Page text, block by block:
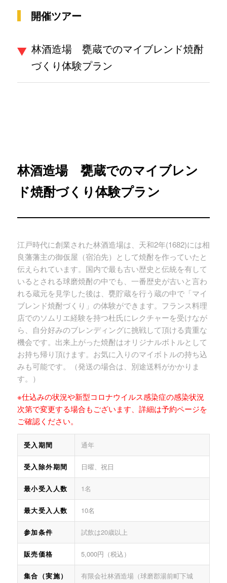
開催ツアー
林酒造場 甕蔵でのマイブレンド焼酎
づくり体験プラン
林酒造場 甕蔵でのマイブレン
ド焼酎づくり体験プラン
江戸時代に創業された林酒造場は、天和2年(1682)には相
良藩藩主の御仮屋（宿泊先）として焼酎を作っていたと
伝えられています。国内で最も古い歴史と伝統を有して
いるとされる球磨焼酎の中でも、一番歴史が古いと言わ
れる蔵元を見学した後は、甕貯蔵を行う蔵の中で「マイ
ブレンド焼酎づくり」の体験ができます。フランス料理
店でのソムリエ経験を持つ杜氏にレクチャーを受けなが
ら、自分好みのブレンディングに挑戦して頂ける貴重な
機会です。出来上がった焼酎はオリジナルボトルとして
お持ち帰り頂けます。お気に入りのマイボトルの持ち込
みも可能です。（発送の場合は、別途送料がかかりま
す。）
※仕込みの状況や新型コロナウイルス感染症の感染状況
次第で変更する場合もございます、詳細は予約ページを
ご確認ください。
受入期間 通年
受入除外期間 日曜、祝日
最小受入人数 1名
最大受入人数 10名
参加条件 試飲は20歳以上
販売価格 5,000円（税込）
集合（実施） 有限会社林酒造場（球磨郡湯前町下城